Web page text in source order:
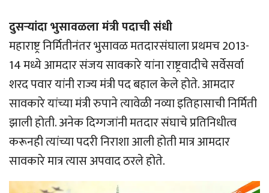
दुसर्‍यांदा भुसावळला मंत्री पदाची संधी
महाराष्ट्र निर्मितीनंतर भुसावळ मतदारसंघाला प्रथमच 2013-
14 मध्ये आमदार संजय सावकारे यांना राष्ट्रवादीचे सर्वेसर्वा
शरद पवार यांनी राज्य मंत्री पद बहाल केले होते. आमदार
सावकारे यांच्या मंत्री रुपाने त्यावेळी नव्या इतिहासाची निर्मिती
झाली होती. अनेक दिग्गजांनी मतदार संघाचे प्रतिनिधीत्व
करूनही त्यांच्या पदरी निराशा आली होती मात्र आमदार
सावकारे मात्र त्यास अपवाद ठरले होते.